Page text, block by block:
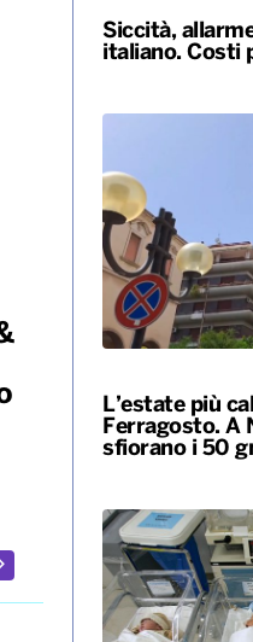
Siccità,
italiano. Costi
L’estate più
Ferragosto. A
sfiorano i 50